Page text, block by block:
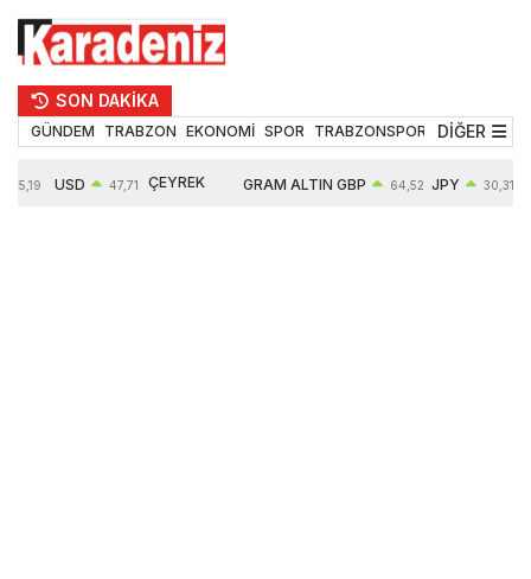
SON DAKİKA
GÜNDEM TRABZON EKONOMİ SPOR TRABZONSPOR TEKNOLOJİ
DİĞER
55,19 USD 47,71 ÇEYREK GRAM ALTIN GBP 64,52 JPY 30,31